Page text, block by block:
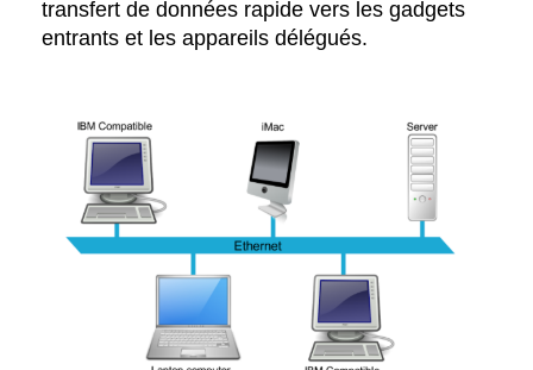
transfert de données rapide vers les gadgets
entrants et les appareils délégués.